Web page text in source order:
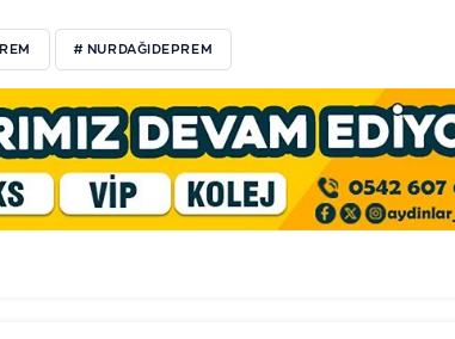
# NURDAĞIDEPREM